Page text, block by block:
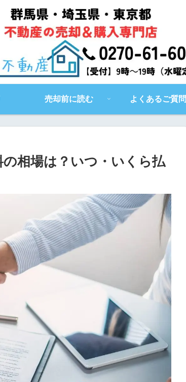
売却前に読む よくあるご質問
の相場は？いつ・いくら払